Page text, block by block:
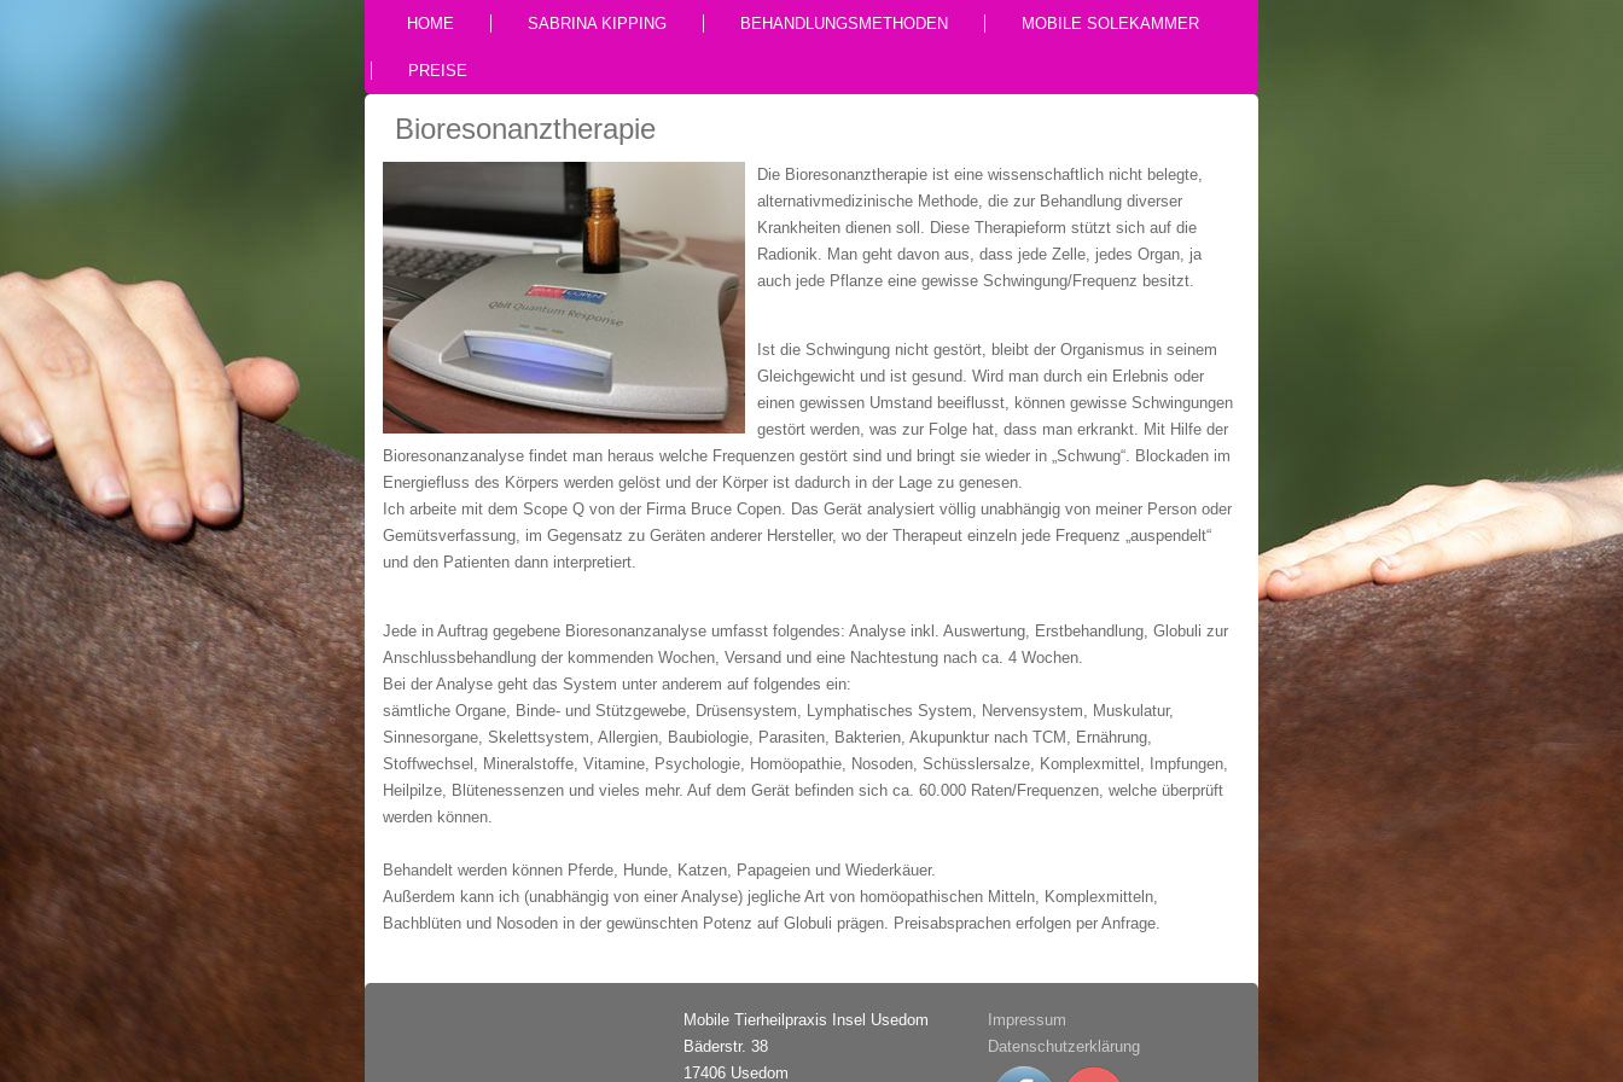
HOME SABRINA KIPPING BEHANDLUNGSMETHODEN MOBILE SOLEKAMMER
PREISE
Bioresonanztherapie
Die Bioresonanztherapie ist eine wissenschaftlich nicht belegte,
alternativmedizinische Methode, die zur Behandlung diverser
Krankheiten dienen soll. Diese Therapieform stützt sich auf die
Radionik. Man geht davon aus, dass jede Zelle, jedes Organ, ja
auch jede Pflanze eine gewisse Schwingung/Frequenz besitzt.
Ist die Schwingung nicht gestört, bleibt der Organismus in seinem
Gleichgewicht und ist gesund. Wird man durch ein Erlebnis oder
einen gewissen Umstand beeiflusst, können gewisse Schwingungen
gestört werden, was zur Folge hat, dass man erkrankt. Mit Hilfe der
Bioresonanzanalyse findet man heraus welche Frequenzen gestört sind und bringt sie wieder in „Schwung“. Blockaden im
Energiefluss des Körpers werden gelöst und der Körper ist dadurch in der Lage zu genesen.
Ich arbeite mit dem Scope Q von der Firma Bruce Copen. Das Gerät analysiert völlig unabhängig von meiner Person oder
Gemütsverfassung, im Gegensatz zu Geräten anderer Hersteller, wo der Therapeut einzeln jede Frequenz „auspendelt“
und den Patienten dann interpretiert.
Jede in Auftrag gegebene Bioresonanzanalyse umfasst folgendes: Analyse inkl. Auswertung, Erstbehandlung, Globuli zur
Anschlussbehandlung der kommenden Wochen, Versand und eine Nachtestung nach ca. 4 Wochen.
Bei der Analyse geht das System unter anderem auf folgendes ein:
sämtliche Organe, Binde- und Stützgewebe, Drüsensystem, Lymphatisches System, Nervensystem, Muskulatur,
Sinnesorgane, Skelettsystem, Allergien, Baubiologie, Parasiten, Bakterien, Akupunktur nach TCM, Ernährung,
Stoffwechsel, Mineralstoffe, Vitamine, Psychologie, Homöopathie, Nosoden, Schüsslersalze, Komplexmittel, Impfungen,
Heilpilze, Blütenessenzen und vieles mehr. Auf dem Gerät befinden sich ca. 60.000 Raten/Frequenzen, welche überprüft
werden können.
Behandelt werden können Pferde, Hunde, Katzen, Papageien und Wiederkäuer.
Außerdem kann ich (unabhängig von einer Analyse) jegliche Art von homöopathischen Mitteln, Komplexmitteln,
Bachblüten und Nosoden in der gewünschten Potenz auf Globuli prägen. Preisabsprachen erfolgen per Anfrage.
Mobile Tierheilpraxis Insel Usedom
Bäderstr. 38
17406 Usedom
Impressum
Datenschutzerklärung